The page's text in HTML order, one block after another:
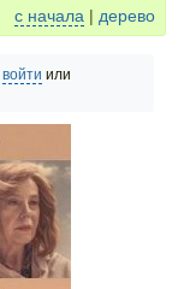
с начала | дерево
войти или